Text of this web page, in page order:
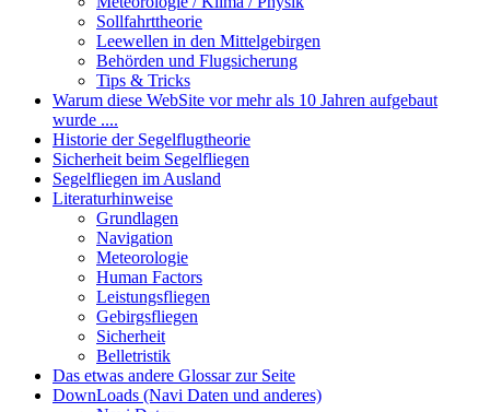
Sollfahrttheorie
Leewellen in den Mittelgebirgen
Behörden und Flugsicherung
Tips & Tricks
Warum diese WebSite vor mehr als 10 Jahren aufgebaut
wurde ....
Historie der Segelflugtheorie
Sicherheit beim Segelfliegen
Segelfliegen im Ausland
Literaturhinweise
Grundlagen
Navigation
Meteorologie
Human Factors
Leistungsfliegen
Gebirgsfliegen
Sicherheit
Belletristik
Das etwas andere Glossar zur Seite
DownLoads (Navi Daten und anderes)